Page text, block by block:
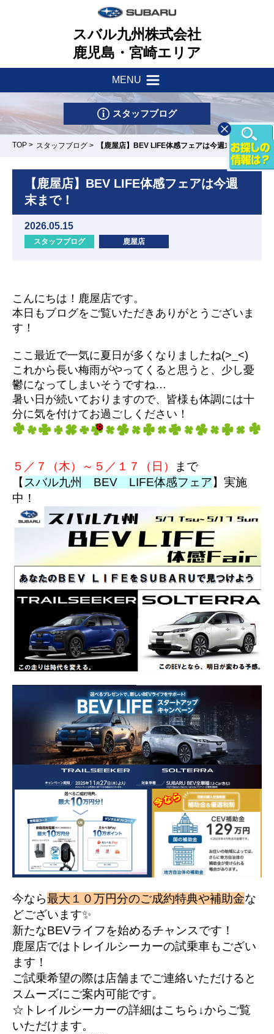
スバル九州株式会社
鹿児島・宮崎エリア
MENU
新着情報
サポート・他
車検・点検はマイスバルへ
スバル自動車保険
店舗一覧
下荒田店 川内店 鹿屋店
会社案内
一つのいのちプロジェクト
採用情報
スタッフブログ
TOP > スタッフブログ > 【鹿屋店】BEV LIFE体感フェアは今週末まで！
【鹿屋店】BEV LIFE体感フェアは今週
末まで！
2026.05.15
スタッフブログ 鹿屋店
こんにちは！鹿屋店です。
本日もブログをご覧いただきありがとうございま
す！
ここ最近で一気に夏日が多くなりましたね(>_<)
これから長い梅雨がやってくると思うと、少し憂
鬱になってしまいそうですね…
暑い日が続いておりますので、皆様も体調には十
分に気を付けてお過ごしください！
５／７（木）～５／１７（日）
まで
【 スバル九州 BEV LIFE体感フェア】実施
中！
今なら最大１０万円分のご成約特典や補助金な
どございます✨
新たなBEVライフを始めるチャンスです！
鹿屋店ではトレイルシーカーの試乗車もござい
ます！
ご試乗希望の際は店舗までご連絡いただけると
スムーズにご案内可能です。
☆トレイルシーカーの詳細はこちら↓からご覧
いただけます。